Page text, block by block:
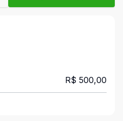
R$ 500,00